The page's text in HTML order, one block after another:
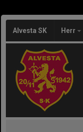
Alvesta SK Herr